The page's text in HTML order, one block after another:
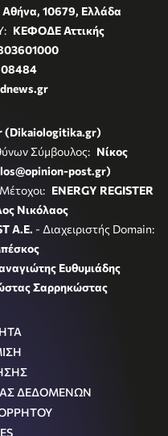
Αθήνα, 10679, Ελλάδα
ΚΕΦΟΔΕ Αττικής
(Dikaiologitika.gr)
Σύμβουλος: Νίκος
post.gr)
ENERGY REGISTER
Νικόλαος
A.E. - Διαχειριστής Domain:
Ευθυμιάδης
Σαρρηκώστας
ΔΕΔΟΜΕΝΩΝ